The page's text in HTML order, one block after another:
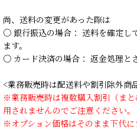
尚、送料の変更があった際は
○ 銀行振込の場合： 送料を確定し
ます。
○ カード決済の場合： 返金処理と
<業務販売時は配送料や割引除外商
※業務販売時は複数購入割引（ま
用されませんのでご注意ください。
※オプション価格はそのまま下代に